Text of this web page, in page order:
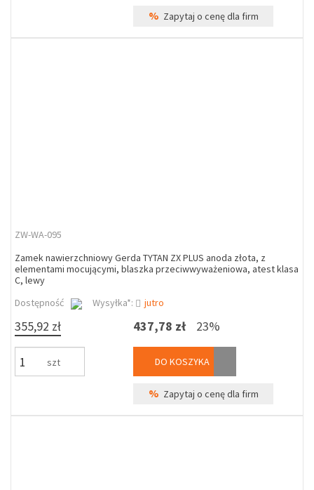
% Zapytaj o cenę dla firm
ZW-WA-095
Zamek nawierzchniowy Gerda TYTAN ZX PLUS anoda złota, z
elementami mocującymi, blaszka przeciwwyważeniowa, atest klasa
C, lewy
Dostępność
Wysyłka*: jutro
355,92 zł
szt
437,78 zł 23%
DO KOSZYKA
% Zapytaj o cenę dla firm